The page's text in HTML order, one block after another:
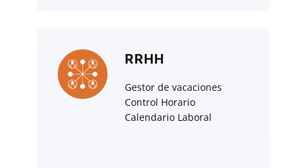
RRHH
Gestor de vacaciones
Control Horario
Calendario Laboral